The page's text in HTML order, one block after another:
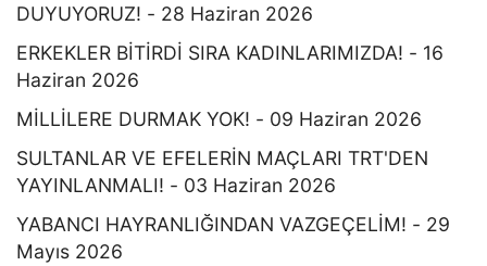
DUYUYORUZ! - 28 Haziran 2026
ERKEKLER BİTİRDİ SIRA KADINLARIMIZDA! - 16
Haziran 2026
MİLLİLERE DURMAK YOK! - 09 Haziran 2026
SULTANLAR VE EFELERİN MAÇLARI TRT'DEN
YAYINLANMALI! - 03 Haziran 2026
YABANCI HAYRANLIĞINDAN VAZGEÇELİM! - 29
Mayıs 2026